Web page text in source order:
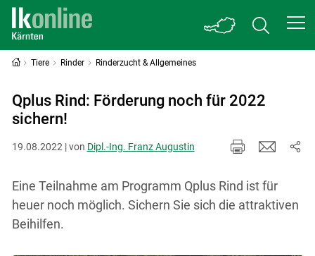
Tiere Rinder Rinderzucht & Allgemeines
Qplus Rind: Förderung noch für 2022
sichern!
19.08.2022 | von Dipl.-Ing. Franz Augustin
Eine Teilnahme am Programm Qplus Rind ist für
heuer noch möglich. Sichern Sie sich die attraktiven
Beihilfen.